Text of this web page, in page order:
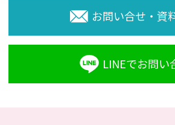
お問い合せ・資
LINEでお問い